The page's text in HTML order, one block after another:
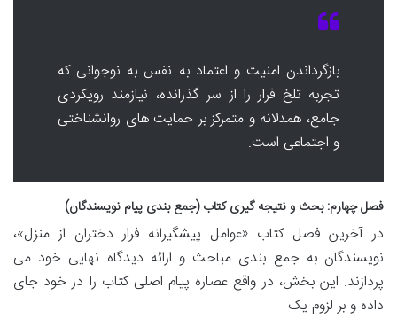
بازگرداندن امنیت و اعتماد به نفس به نوجوانی که
تجربه تلخ فرار را از سر گذرانده، نیازمند رویکردی
جامع، همدلانه و متمرکز بر حمایت های روانشناختی
و اجتماعی است.
فصل چهارم: بحث و نتیجه گیری کتاب (جمع بندی پیام نویسندگان)
در آخرین فصل کتاب «عوامل پیشگیرانه فرار دختران از منزل»،
نویسندگان به جمع بندی مباحث و ارائه دیدگاه نهایی خود می
پردازند. این بخش، در واقع عصاره پیام اصلی کتاب را در خود جای
داده و بر لزوم یک